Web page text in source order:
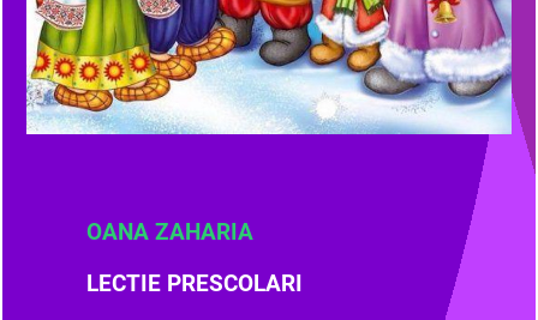
OANA ZAHARIA
LECTIE PRESCOLARI